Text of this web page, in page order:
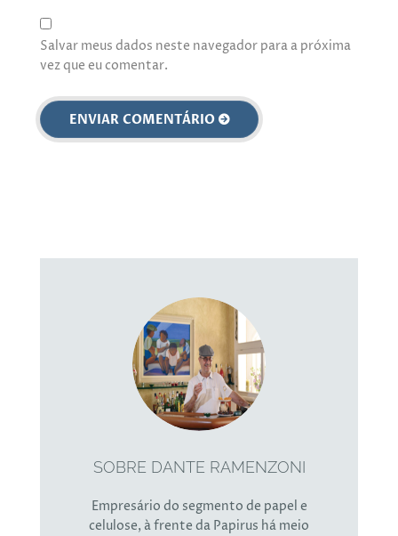
Salvar meus dados neste navegador para a próxima
vez que eu comentar.
SOBRE DANTE RAMENZONI
Empresário do segmento de papel e
celulose, à frente da Papirus há meio